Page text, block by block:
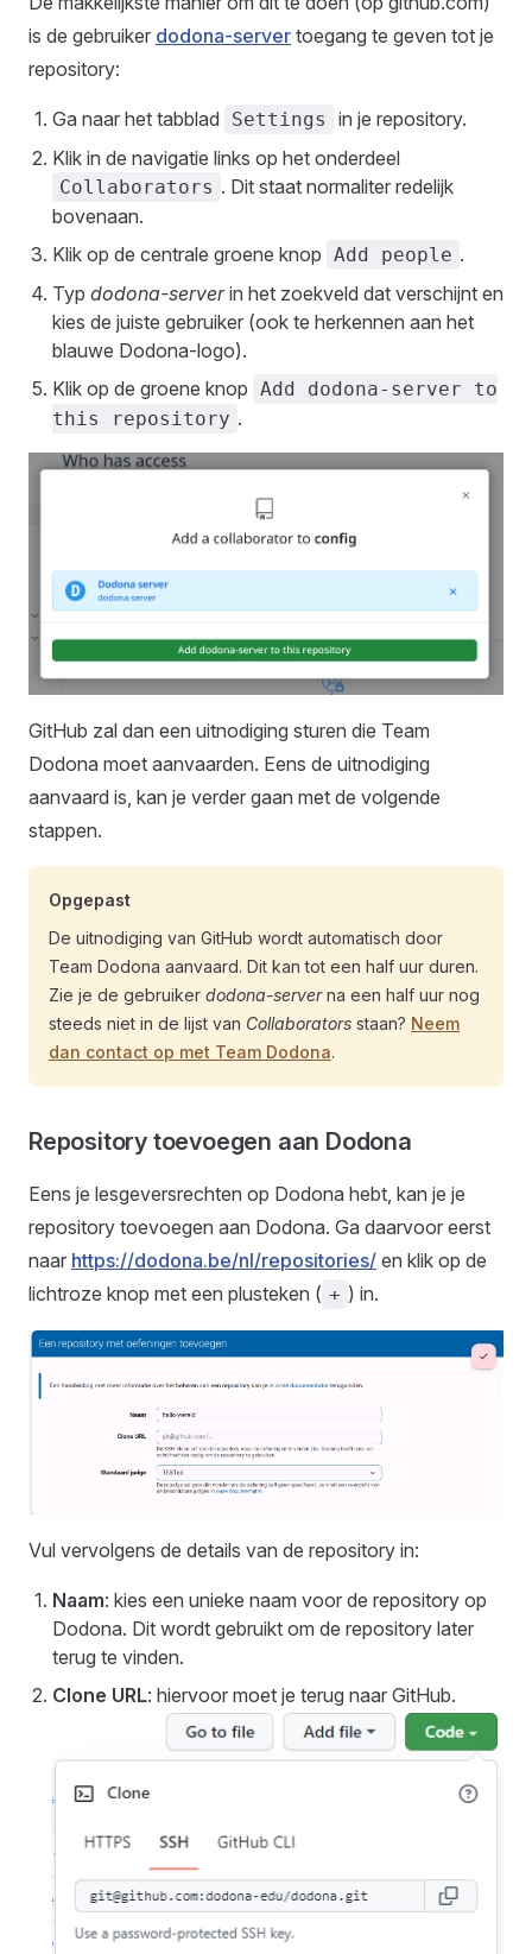
is de gebruiker dodona-server toegang te geven tot je
repository:
Ga naar het tabblad Settings
in je repository.
Klik in de navigatie links op het onderdeel
Collaborators . Dit staat normaliter redelijk
bovenaan.
Klik op de centrale groene knop Add people .
Typ dodona-serverin het zoekveld dat verschijnt en
kies de juiste gebruiker (ook te herkennen aan het
blauwe Dodona-logo).
Klik op de groene knop Add dodona-server to
this repository .
GitHub zal dan een uitnodiging sturen die Team
Dodona moet aanvaarden. Eens de uitnodiging
aanvaard is, kan je verder gaan met de volgende
stappen.
Opgepast
De uitnodiging van GitHub wordt automatisch door
Team Dodona aanvaard. Dit kan tot een half uur duren.
Zie je de gebruiker dodona-serverna een half uur nog
steeds niet in de lijst van Collaborators staan? Neem
dan contact op met Team Dodona.
Repository toevoegen aan Dodona
Eens je lesgeversrechten op Dodona hebt, kan je je
repository toevoegen aan Dodona. Ga daarvoor eerst
naar https://dodona.be/nl/repositories/ en klik op de
lichtroze knop met een plusteken ( + ) in.
Vul vervolgens de details van de repository in:
Naam: kies een unieke naam voor de repository op
Dodona. Dit wordt gebruikt om de repository later
terug te vinden.
Clone URL: hiervoor moet je terug naar GitHub.